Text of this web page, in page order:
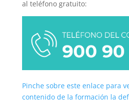
al teléfono gratuito:
Pinche sobre este enlace para
contenido de la formación la